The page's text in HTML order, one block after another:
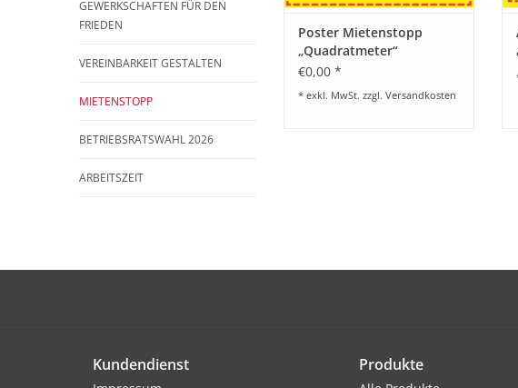
GEWERKSCHAFTEN FÜR DEN
FRIEDEN
VEREINBARKEIT GESTALTEN
MIETENSTOPP
BETRIEBSRATSWAHL 2026
ARBEITSZEIT
Poster Mietenstopp
„Quadratmeter“
€0,00 *
* exkl. MwSt. zzgl. Versandkosten
Kundendienst Produkte